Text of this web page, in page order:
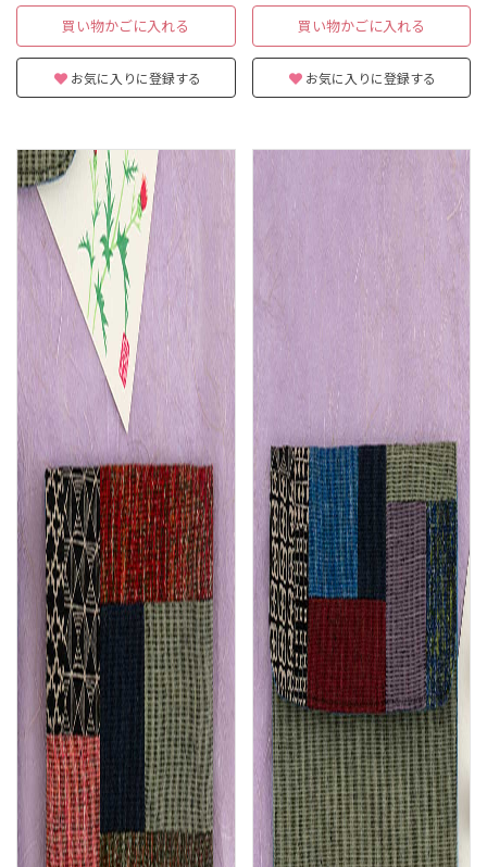
買い物かごに入れる
お気に入りに登録する
買い物かごに入れる
お気に入りに登録する